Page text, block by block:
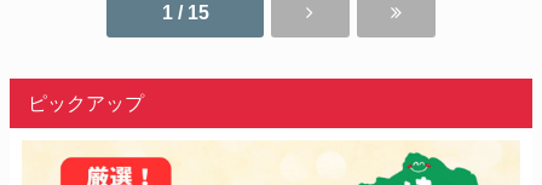
1 / 15
ピックアップ